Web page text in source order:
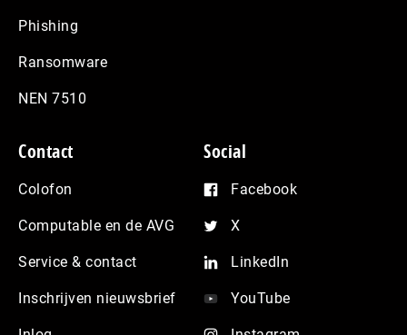
Phishing
Ransomware
NEN 7510
Contact
Colofon
Computable en de AVG
Service & contact
Inschrijven nieuwsbrief
Social
Facebook
X
LinkedIn
YouTube